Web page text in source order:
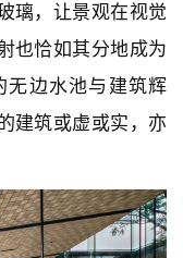
璃，让景观在视觉
也恰如其分地成为
无边水池与建筑辉
建筑或虚或实，亦